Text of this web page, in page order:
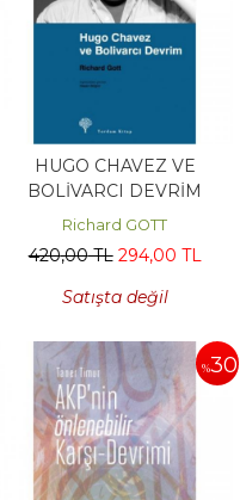
HUGO CHAVEZ VE
BOLİVARCI DEVRİM
Richard GOTT
420,00TL 294,00 TL
Satışta değil
%30